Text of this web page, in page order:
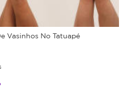
Vasinhos No Tatuapé